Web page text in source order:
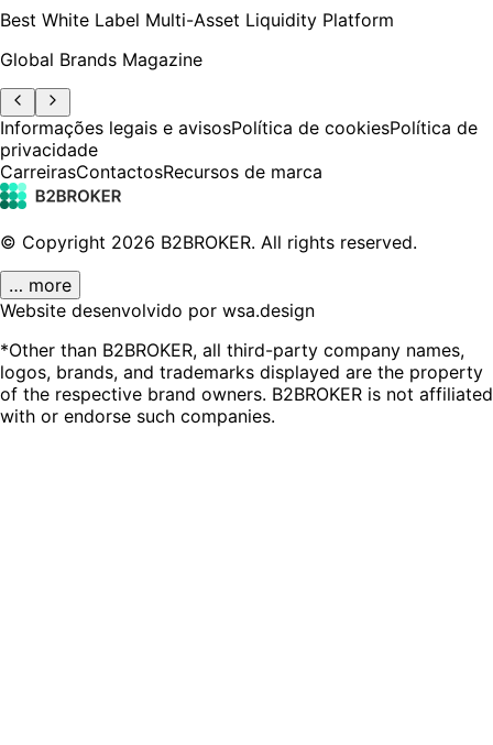
Best White Label Multi-Asset Liquidity Platform
Global Brands Magazine
Informações legais e avisosPolítica de cookiesPolítica de
privacidade
CarreirasContactosRecursos de marca
© Copyright 2026 B2BROKER. All rights reserved.
… more
Website desenvolvido por wsa.design
*Other than B2BROKER, all third-party company names,
logos, brands, and trademarks displayed are the property
of the respective brand owners. B2BROKER is not affiliated
with or endorse such companies.